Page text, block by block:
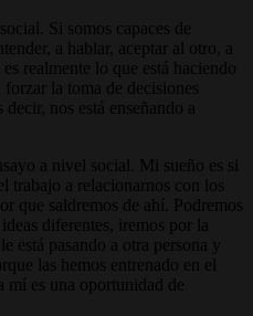
Si somos capaces de
a hablar, aceptar al otro, a
realmente lo que está haciendo
la toma de decisiones
nos está enseñando a
a nivel social. Mi sueño es si
trabajo a relacionarnos con los
que saldremos de ahí. Podremos
diferentes, iremos por la
está pasando a otra persona y
las hemos entrenado en el
mí es una oportunidad de